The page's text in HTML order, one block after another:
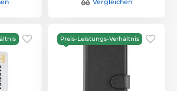
Preis-Leistungs-Verhältnis